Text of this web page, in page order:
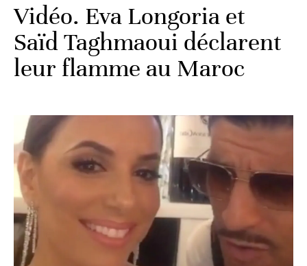
Vidéo. Eva Longoria et
Saïd Taghmaoui déclarent
leur flamme au Maroc